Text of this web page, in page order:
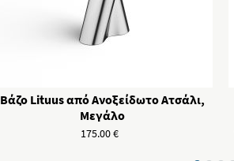
Βάζο Lituus από Ανοξείδωτο Ατσάλι,
Μεγάλο
175.00€